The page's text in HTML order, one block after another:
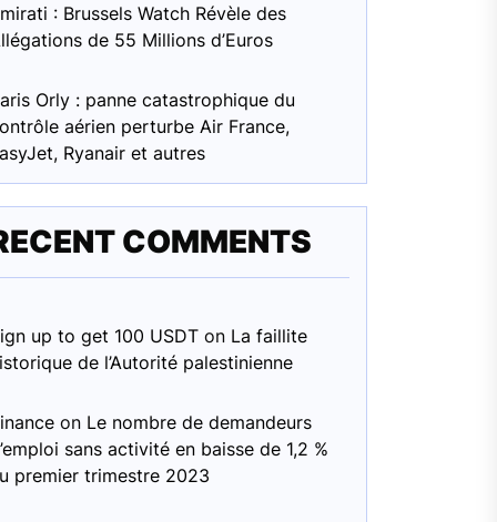
: Brussels Watch Révèle des
de 55 Millions d’Euros
Orly : panne catastrophique du
aérien perturbe Air France,
Ryanair et autres
COMMENTS
up to get 100 USDT on La faillite
de l’Autorité palestinienne
on Le nombre de demandeurs
sans activité en baisse de 1,2 %
premier trimestre 2023